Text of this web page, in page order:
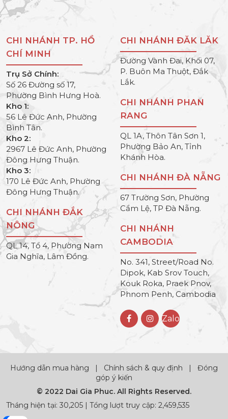
CHI NHÁNH TP. HỒ
CHÍ MINH
Trụ Sở Chính:
Số 26 Đường số 17,
Phường Bình Hưng Hoà.
Kho 1:
56 Lê Đức Anh, Phường
Bình Tân.
Kho 2:
2967 Lê Đức Anh, Phường
Đông Hưng Thuận.
Kho 3:
170 Lê Đức Anh, Phường
Đông Hưng Thuận.
CHI NHÁNH ĐẮK
NÔNG
QL 14, Tổ 4, Phường Nam
Gia Nghĩa, Lâm Đồng.
CHI NHÁNH ĐĂK LĂK
Đường Vành Đai, Khối 07,
P. Buôn Ma Thuột, Đắk
Lắk.
CHI NHÁNH PHAN
RANG
QL 1A, Thôn Tân Sơn 1,
Phường Bảo An, Tỉnh
Khánh Hòa.
CHI NHÁNH ĐÀ NẴNG
67 Trường Sơn, Phường
Cẩm Lệ, TP Đà Nẵng.
CHI NHÁNH
CAMBODIA
No. 341, Street/Road No.
Dipok, Kab Srov Touch,
Kouk Roka, Praek Pnov,
Phnom Penh, Cambodia
Zalo
Hướng dẫn mua hàng | Chính sách & quy định | Đóng
góp ý kiến
© 2022 Dai Gia Phuc. All Rights Reserved.
Tháng hiện tại: 30,205 | Tổng lượt truy cập: 2,459,535